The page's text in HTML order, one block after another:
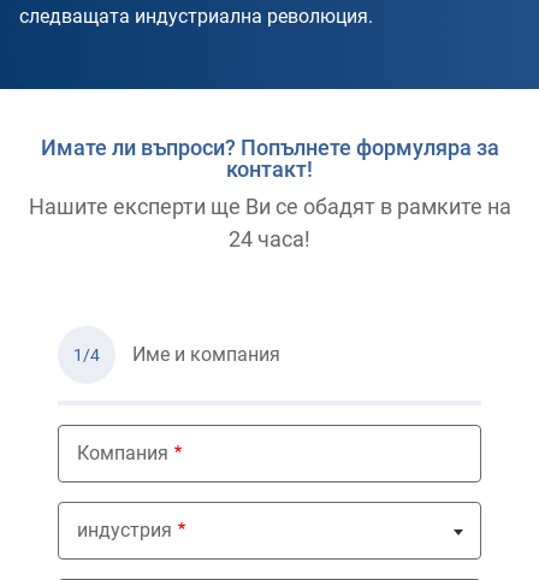
следващата индустриална революция.
Имате ли въпроси? Попълнете формуляра за
контакт!
Нашите експерти ще Ви се обадят в рамките на
24 часа!
1/4 Име и компания
Компания
индустрия
Nothing selected